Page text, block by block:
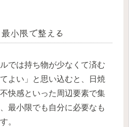
小限で整える
では持ち物が少なくて済む
よい」と思い込むと、日焼
快感といった周辺要素で集
最小限でも自分に必要なも
。